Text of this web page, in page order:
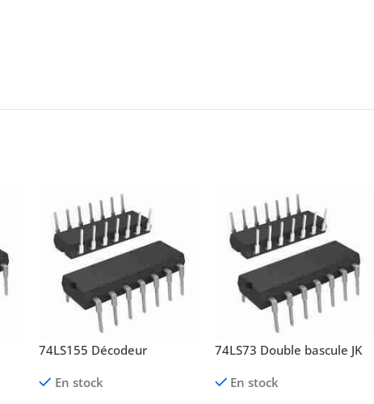
74LS155 Décodeur
En stock
74LS73 Double bascule JK
En stock